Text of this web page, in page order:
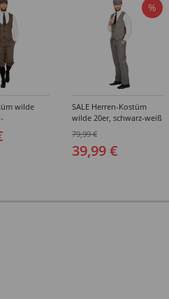
wilde
Größen
%
SALE Herren-Kostüm
wilde 20er, schwarz-weiß
- Verschiedene Größen
(48-64)
79,99 €
39,99 €